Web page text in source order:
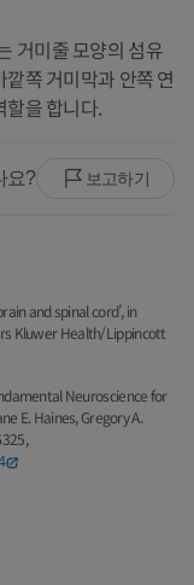
거미줄 모양의 섬유
쪽 거미막과 안쪽 연
할을 합니다.
요? 보고하기
and spinal cord’, in
Kluwer Health/Lippincott
Neuroscience for
E. Haines, Gregory A.